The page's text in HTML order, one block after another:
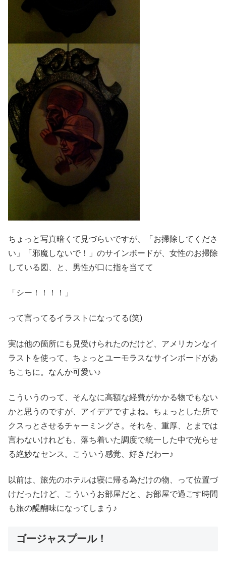
ちょっと写真暗くて見づらいですが、「お掃除してくださ
い」「邪魔しないで！」のサインボードが、女性のお掃除
している図、と、男性が口に指を当てて
「シー！！！！」
って言ってるイラストになってる(笑)
実は他の箇所にも見受けられたのだけど、アメリカンなイ
ラストを使って、ちょっとユーモラスなサインボードがあ
ちこちに。なんか可愛い♪
こういうのって、そんなに高額な経費がかかる物でもない
かと思うのですが、アイデアですよね。ちょっとした所で
クスっとさせるチャーミングさ。それを、重厚、とまでは
言わないけれども、落ち着いた調度で統一した中で光らせ
る絶妙なセンス。こういう感覚、好きだわー♪
以前は、旅先のホテルは寝に帰る為だけの物、って位置づ
けだったけど、こういうお部屋だと、お部屋で過ごす時間
も旅の醍醐味になってしまう♪
ゴージャスプール！